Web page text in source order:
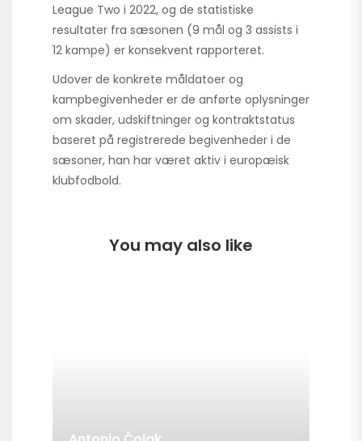
League Two i 2022, og de statistiske
resultater fra sæsonen (9 mål og 3 assists i
12 kampe) er konsekvent rapporteret.
Udover de konkrete måldatoer og
kampbegivenheder er de anførte oplysninger
om skader, udskiftninger og kontraktstatus
baseret på registrerede begivenheder i de
sæsoner, han har været aktiv i europæisk
klubfodbold.
You may also like